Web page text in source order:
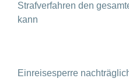
Strafverfahren den
kann
Einreisesperre